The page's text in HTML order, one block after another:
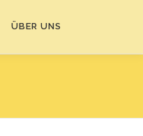
ÜBER UNS